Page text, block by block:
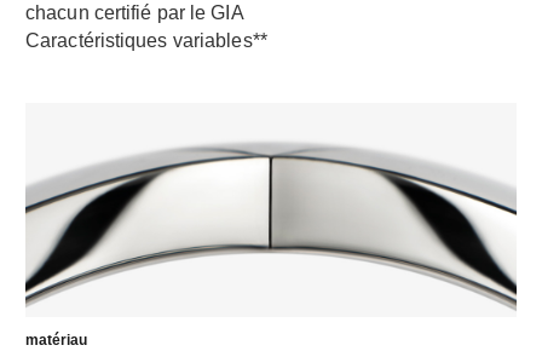
chacun certifié par le GIA
Caractéristiques variables**
matériau